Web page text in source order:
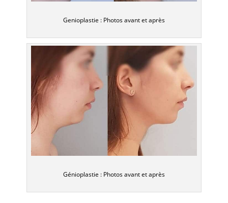
Genioplastie : Photos avant et après
Génioplastie : Photos avant et après